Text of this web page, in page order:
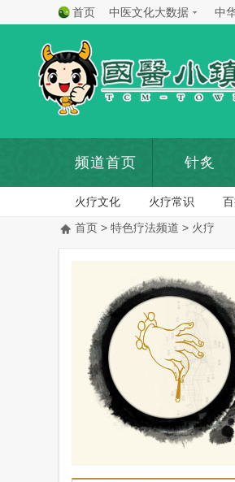
首页 中医文化大数据 中
频道首页 针炙
火疗文化 火疗常识
首页 > 特色疗法频道 > 火疗